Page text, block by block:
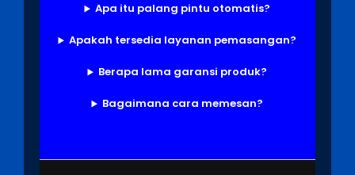
Apa itu palang pintu otomatis?
Apakah tersedia layanan pemasangan?
Berapa lama garansi produk?
Bagaimana cara memesan?